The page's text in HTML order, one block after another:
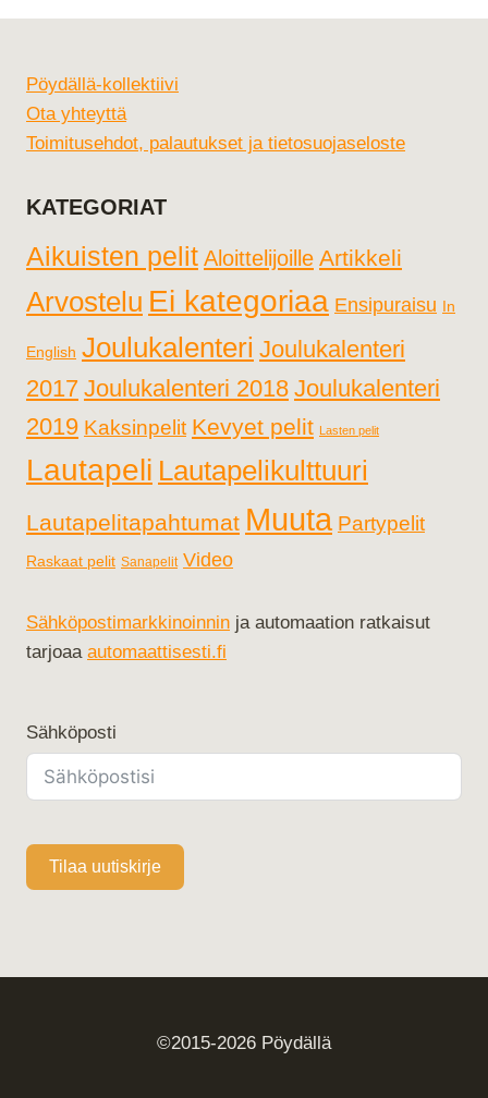
Pöydällä-kollektiivi
Ota yhteyttä
Toimitusehdot, palautukset ja tietosuojaseloste
KATEGORIAT
Aikuisten pelit Aloittelijoille Artikkeli
Arvostelu Ei kategoriaa Ensipuraisu In
English Joulukalenteri Joulukalenteri
2017 Joulukalenteri 2018 Joulukalenteri
2019 Kaksinpelit Kevyet pelit Lasten pelit
Lautapeli Lautapelikulttuuri
Lautapelitapahtumat Muuta Partypelit
Raskaat pelit Sanapelit Video
Sähköpostimarkkinoinnin ja automaation ratkaisut
tarjoaa automaattisesti.fi
Sähköposti
Tilaa uutiskirje
©2015-2026 Pöydällä